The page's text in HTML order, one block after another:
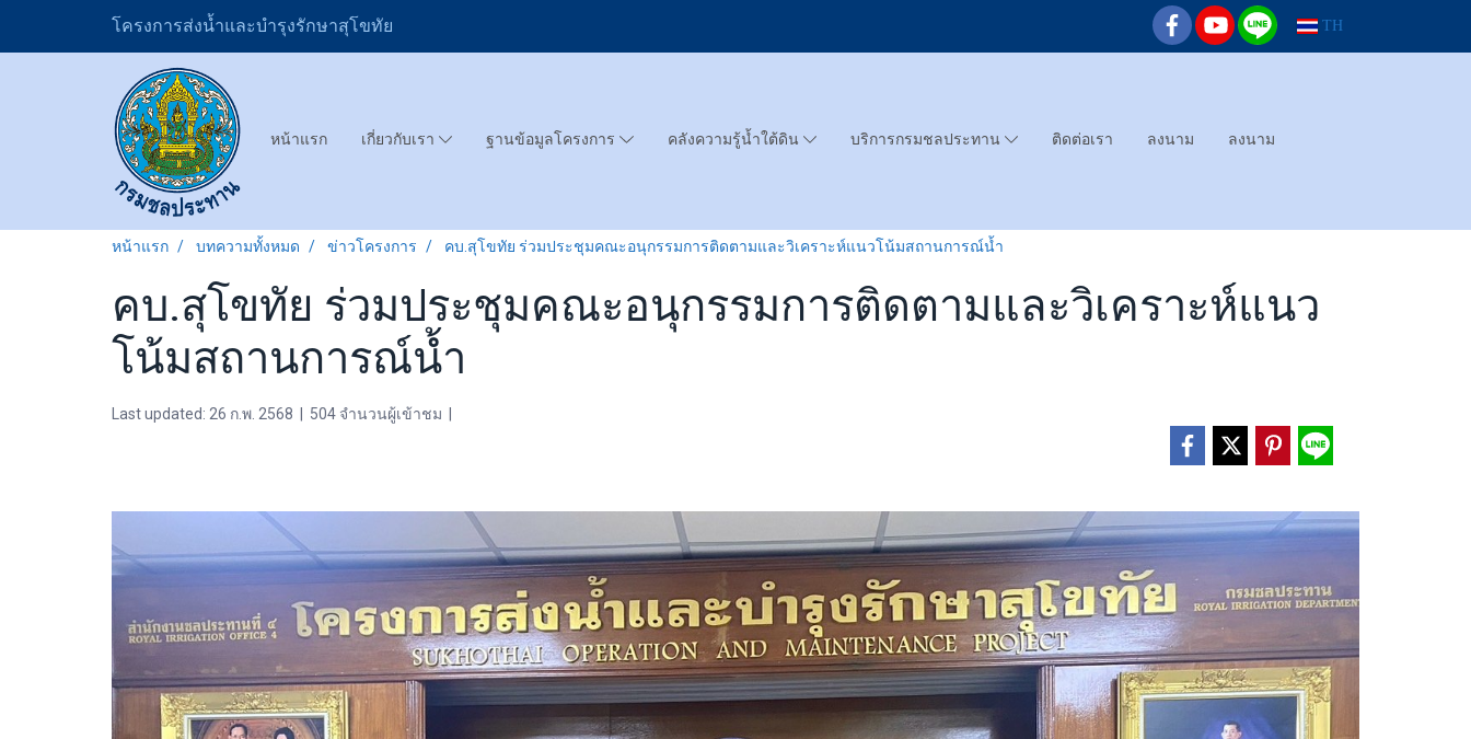
โครงการส่งน้ำและบำรุงรักษาสุโขทัย TH
หน้าแรก เกี่ยวกับเรา ฐานข้อมูลโครงการ คลังความรู้น้ำใต้ดิน บริการกรมชลประทาน ติดต่อเรา ลงนาม ลงนาม
หน้าแรก บทความทั้งหมด ข่าวโครงการ คบ.สุโขทัย ร่วมประชุมคณะอนุกรรมการติดตามและวิเคราะห์แนวโน้มสถานการณ์น้ำ
คบ.สุโขทัย ร่วมประชุมคณะอนุกรรมการติดตามและวิเคราะห์แนว
โน้มสถานการณ์น้ำ
Last updated: 26 ก.พ. 2568 504 จำนวนผู้เข้าชม